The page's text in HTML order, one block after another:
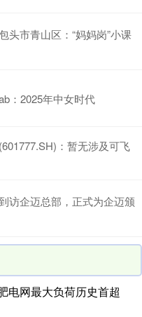
头市青山区：“妈妈岗”小课
：2025年中女时代
：暂无涉及可飞
访企迈总部，正式为企迈颁
电网最大负荷历史首超